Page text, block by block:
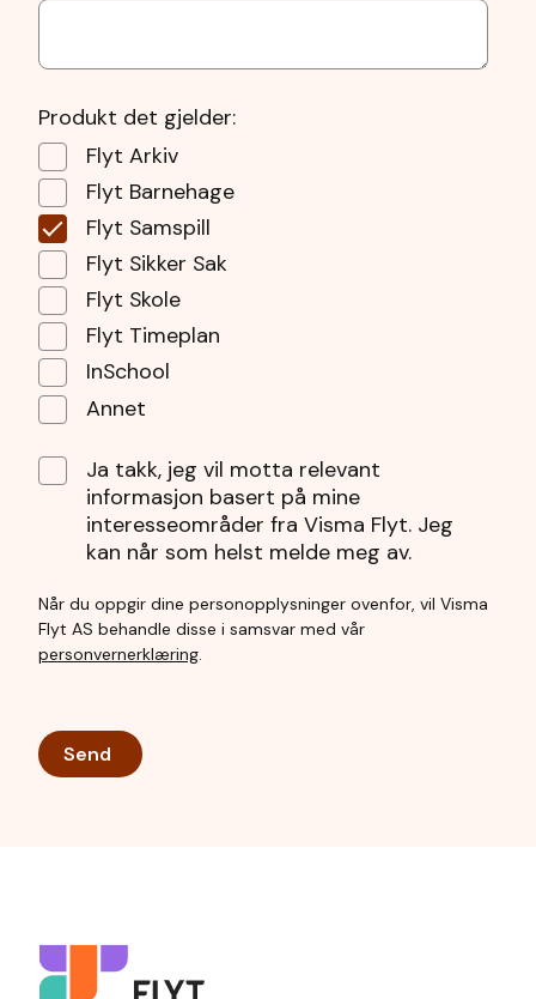
Produkt det gjelder:
Flyt Arkiv
Flyt Barnehage
Flyt Samspill
Flyt Sikker Sak
Flyt Skole
Flyt Timeplan
InSchool
Annet
Ja takk, jeg vil motta relevant
informasjon basert på mine
interesseområder fra Visma Flyt. Jeg
kan når som helst melde meg av.
Når du oppgir dine personopplysninger ovenfor, vil Visma
Flyt AS behandle disse i samsvar med vår
personvernerklæring.